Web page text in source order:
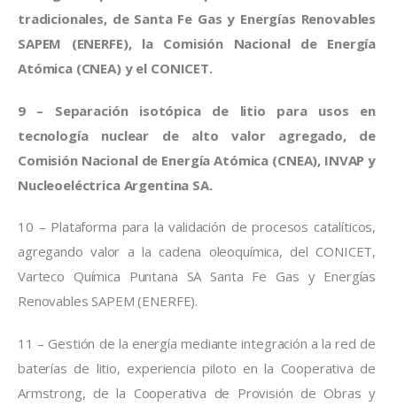
tradicionales, de Santa Fe Gas y Energías Renovables
SAPEM (ENERFE), la Comisión Nacional de Energía
Atómica (CNEA) y el CONICET.
9 – Separación isotópica de litio para usos en
tecnología nuclear de alto valor agregado, de
Comisión Nacional de Energía Atómica (CNEA), INVAP y
Nucleoeléctrica Argentina SA.
10 – Plataforma para la validación de procesos catalíticos,
agregando valor a la cadena oleoquímica, del CONICET,
Varteco Química Puntana SA Santa Fe Gas y Energías
Renovables SAPEM (ENERFE).
11 – Gestión de la energía mediante integración a la red de
baterías de litio, experiencia piloto en la Cooperativa de
Armstrong, de la Cooperativa de Provisión de Obras y